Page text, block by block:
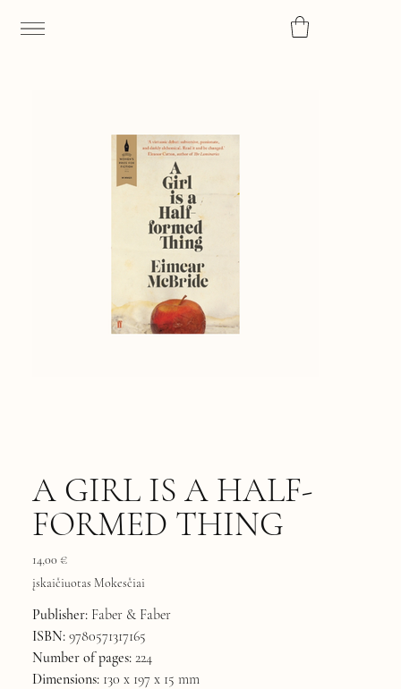
A GIRL IS A HALF-
FORMED THING
14,00 €
įskaičiuotas Mokesčiai
Publisher:Faber & Faber
ISBN:9780571317165
Number of pages:224
Dimensions:130 x 197 x 15 mm